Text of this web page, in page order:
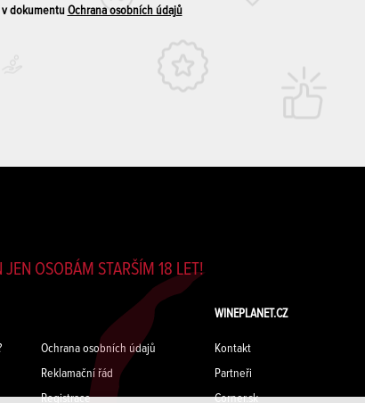
dokumentu Ochrana osobních údajů
OSOBÁM STARŠÍM 18 LET!
Ochrana osobních údajů
Reklamační řád
Registrace
WINEPLANET.CZ
Kontakt
Partneři
Corner.sk